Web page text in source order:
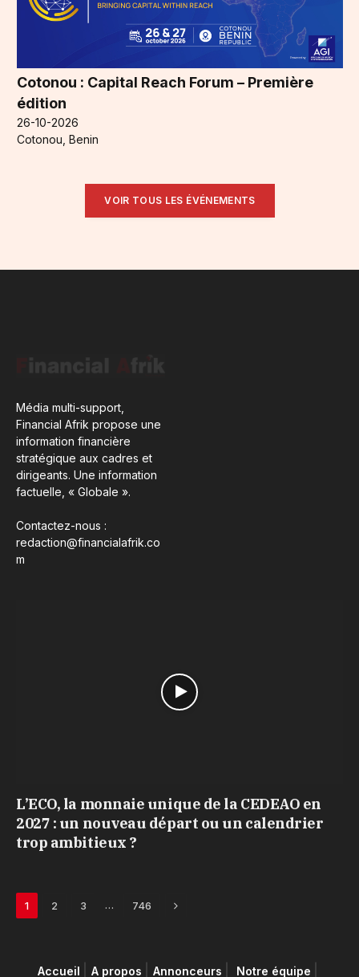
Cotonou : Capital Reach Forum – Première
édition
26-10-2026
Cotonou, Benin
VOIR TOUS LES ÉVÉNEMENTS
Média multi-support,
Financial Afrik propose une
information financière
stratégique aux cadres et
dirigeants. Une information
factuelle, « Globale ».
Contactez-nous :
redaction@financialafrik.co
m
L’ECO, la monnaie unique de la CEDEAO en
2027 : un nouveau départ ou un calendrier
trop ambitieux ?
1 2 3 … 746 Next
Accueil A propos Annonceurs Notre équipe